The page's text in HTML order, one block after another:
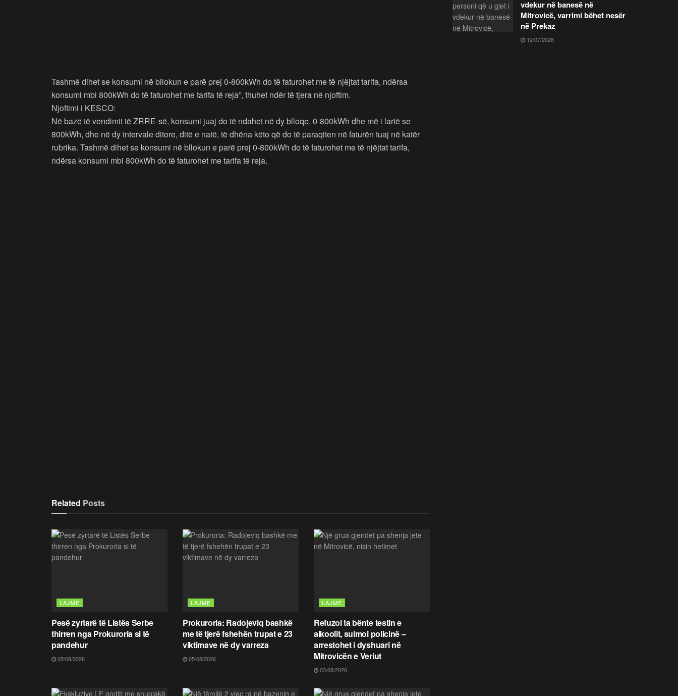
Tashmë dihet se konsumi në bllokun e parë prej 0-800kWh do të faturohet me të njëjtat tarifa, ndërsa
konsumi mbi 800kWh do të faturohet me tarifa të reja”, thuhet ndër të tjera në njoftim.
Njoftimi i KESCO:
Në bazë të vendimit të ZRRE-së, konsumi juaj do të ndahet në dy blloqe, 0-800kWh dhe më i lartë se
800kWh, dhe në dy intervale ditore, ditë e natë, të dhëna këto që do të paraqiten në faturën tuaj në katër
rubrika. Tashmë dihet se konsumi në bllokun e parë prej 0-800kWh do të faturohet me të njëjtat tarifa,
ndërsa konsumi mbi 800kWh do të faturohet me tarifa të reja.
Related Posts
LAJME
Pesë zyrtarë të Listës Serbe
thirren nga Prokuroria si të
pandehur
05/08/2026
LAJME
Prokuroria: Radojeviq bashkë
me të tjerë fshehën trupat e 23
viktimave në dy varreza
05/08/2026
LAJME
Refuzoi ta bënte testin e
alkoolit, sulmoi policinë –
arrestohet i dyshuari në
Mitrovicën e Veriut
03/08/2026
vdekur në banesë në
Mitrovicë, varrimi bëhet nesër
në Prekaz
12/07/2026